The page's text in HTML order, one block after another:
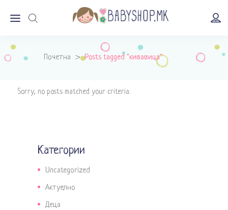
Почетна >Posts tagged "кивавица"
Sorry, no posts matched your criteria.
Категории
Uncategorized
Актуелно
Деца